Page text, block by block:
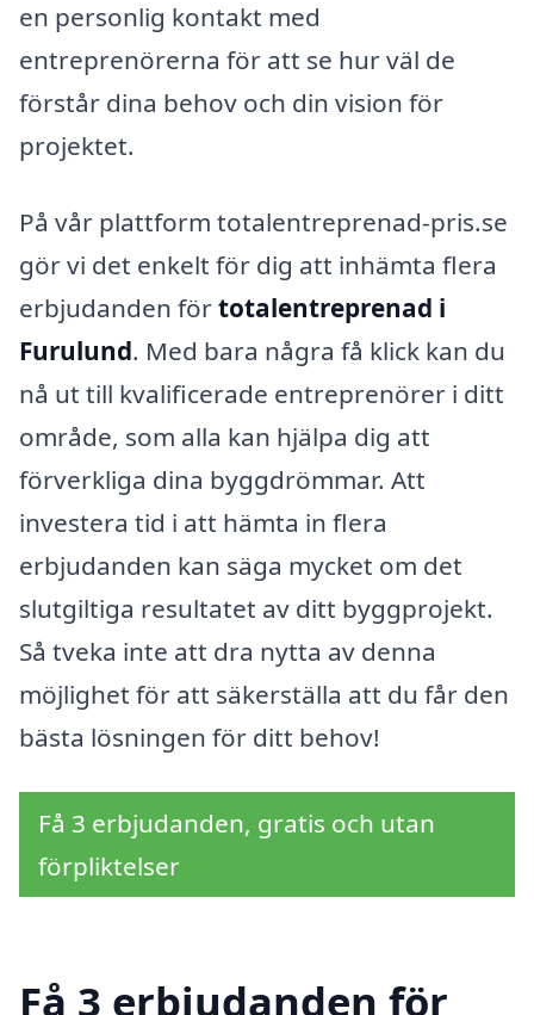
en personlig kontakt med
entreprenörerna för att se hur väl de
förstår dina behov och din vision för
projektet.
På vår plattform totalentreprenad-pris.se
gör vi det enkelt för dig att inhämta flera
erbjudanden förtotalentreprenad i
Furulund. Med bara några få klick kan du
nå ut till kvalificerade entreprenörer i ditt
område, som alla kan hjälpa dig att
förverkliga dina byggdrömmar. Att
investera tid i att hämta in flera
erbjudanden kan säga mycket om det
slutgiltiga resultatet av ditt byggprojekt.
Så tveka inte att dra nytta av denna
möjlighet för att säkerställa att du får den
bästa lösningen för ditt behov!
Få 3 erbjudanden, gratis och utan
förpliktelser
Få 3 erbjudanden för